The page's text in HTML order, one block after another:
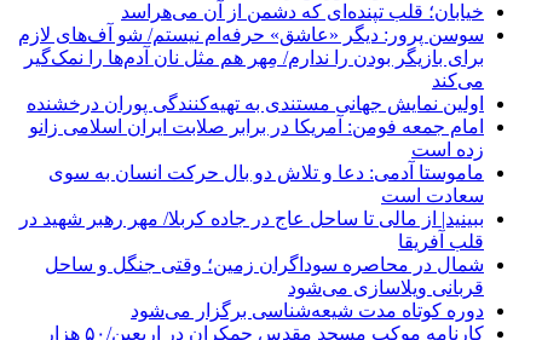
خیابان؛ قلب تپنده‌ای که دشمن از آن می‌هراسد
سوسن پرور: دیگر «عاشق» حرفه‌ام نیستم/ شو آف‌های لازم
برای بازیگر بودن را ندارم/ مِهر هم مثل نان آدم‌ها را نمک‌گیر
می‌کند
اولین نمایش جهانی مستندی به تهیه‌کنندگی پوران درخشنده
امام جمعه فومن: آمریکا در برابر صلابت ایران اسلامی زانو
زده است
ماموستا آدمی: دعا و تلاش دو بال حرکت انسان به سوی
سعادت است
ببینید| از مالی تا ساحل عاج در جاده کربلا/ مهر رهبر شهید در
قلب آفریقا
شمال در محاصره سوداگران زمین؛ وقتی جنگل و ساحل
قربانی ویلاسازی می‌شود
دوره کوتاه مدت شیعه‌شناسی برگزار می‌شود
کارنامه موکب مسجد مقدس جمکران در اربعین/۵۰ هزار